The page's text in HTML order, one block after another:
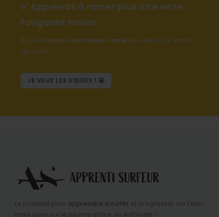
✅ Apprends à ramer plus vite en te
fatiguant moins
Reçois la mini-formation rame en vidéos par email
(gratuit) !
JE VEUX LES VIDÉOS ! 🤩
Le podcast pour apprendre à surfer et progresser sur l'eau
mais aussi sur le bitume grâce au surfskate !